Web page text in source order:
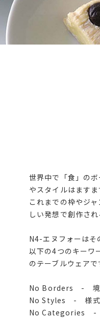
世界中で「食」の
やスタイルはます
これまでの枠やジ
しい発想で創作され
N4-エヌフォーはそ
以下の4つのキーワ
のテーブルウェアで
No Borders - 境
No Styles - 様式
No Categories -